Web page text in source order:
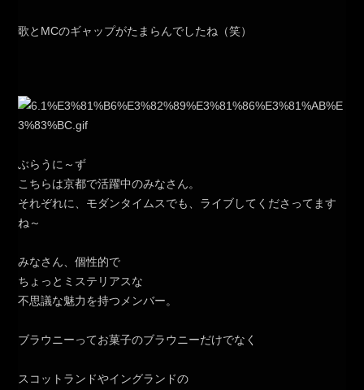
歌とMCのギャップがたまらんでしたね（笑）
ぶらうに～ず
こちらは京都で活躍中のみなさん。
それぞれに、モダンタイムスでも、ライブしてくださってます
ね～
みなさん、個性的で
ちょっとミステリアスな
不思議な魅力を持つメンバー。
ブラウニーってお菓子のブラウニーだけでなく
スコットランドやイングランドの